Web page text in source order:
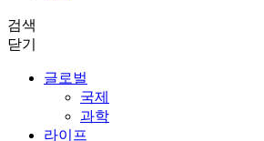
검색
닫기
글로벌
국제
과학
라이프